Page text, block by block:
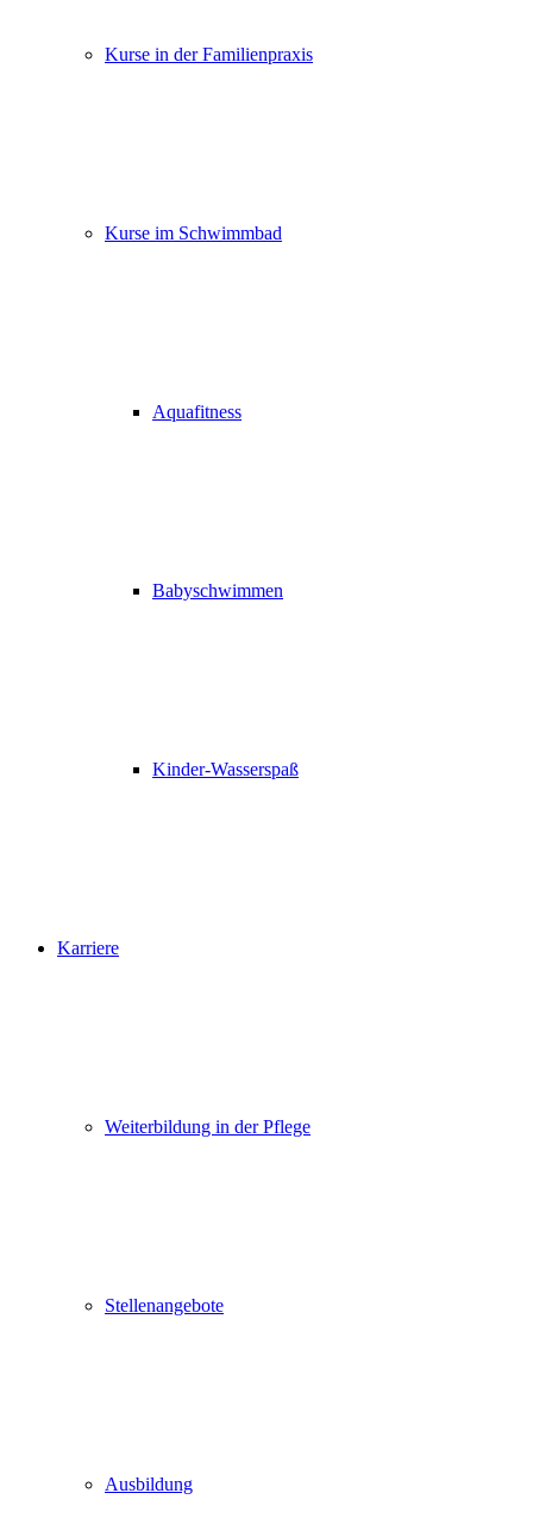
Kurse in der Familienpraxis
Kurse im Schwimmbad
Aquafitness
Babyschwimmen
Kinder-Wasserspaß
Karriere
Weiterbildung in der Pflege
Stellenangebote
Ausbildung